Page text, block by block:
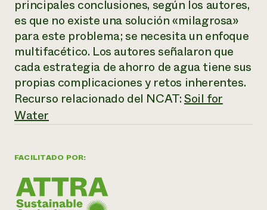
un
Llame a la
1-800-346-
FACILITADO POR:
principales conclusiones, según los autores,
es que no existe una solución «milagrosa»
para este problema; se necesita un enfoque
multifacético. Los autores señalaron que
cada estrategia de ahorro de agua tiene sus
propias complicaciones y retos inherentes.
Recurso relacionado del NCAT:Soil for
Water